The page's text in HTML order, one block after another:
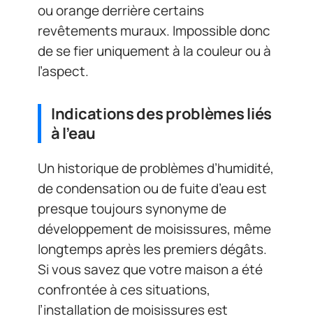
ou orange derrière certains
revêtements muraux. Impossible donc
de se fier uniquement à la couleur ou à
l’aspect.
Indications des problèmes liés
à l’eau
Un historique de problèmes d’humidité,
de condensation ou de fuite d’eau est
presque toujours synonyme de
développement de moisissures, même
longtemps après les premiers dégâts.
Si vous savez que votre maison a été
confrontée à ces situations,
l’installation de moisissures est